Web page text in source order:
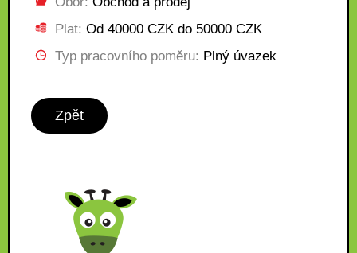
Plat: Od 40000 CZK do 50000 CZK
Typ pracovního poměru: Plný úvazek
Zpět